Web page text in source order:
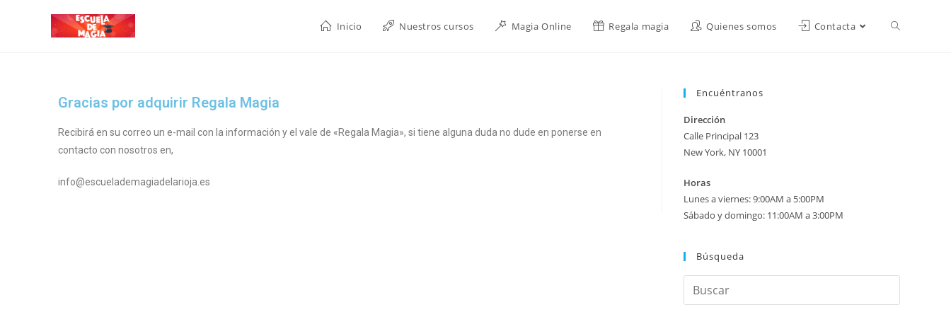
Inicio Nuestros cursos Magia Online Regala magia Quienes somos Contacta
Gracias por adquirir Regala Magia
Recibirá en su correo un e-mail con la información y el vale de «Regala Magia», si tiene alguna duda no dude en ponerse en
contacto con nosotros en,
info@escuelademagiadelarioja.es
Encuéntranos
Dirección
Calle Principal 123
New York, NY 10001
Horas
Lunes a viernes: 9:00AM a 5:00PM
Sábado y domingo: 11:00AM a 3:00PM
Búsqueda